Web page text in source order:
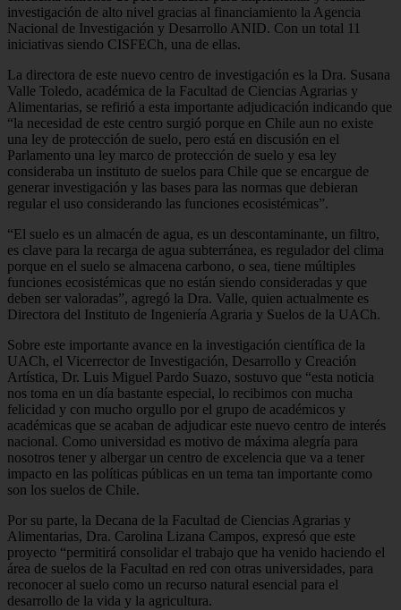
investigación de alto nivel gracias al financiamiento la Agencia
Nacional de Investigación y Desarrollo ANID. Con un total 11
iniciativas siendo CISFECh, una de ellas.
La directora de este nuevo centro de investigación es la Dra. Susana
Valle Toledo, académica de la Facultad de Ciencias Agrarias y
Alimentarias, se refirió a esta importante adjudicación indicando que
“la necesidad de este centro surgió porque en Chile aun no existe
una ley de protección de suelo, pero está en discusión en el
Parlamento una ley marco de protección de suelo y esa ley
consideraba un instituto de suelos para Chile que se encargue de
generar investigación y las bases para las normas que debieran
regular el uso considerando las funciones ecosistémicas”.
“El suelo es un almacén de agua, es un descontaminante, un filtro,
es clave para la recarga de agua subterránea, es regulador del clima
porque en el suelo se almacena carbono, o sea, tiene múltiples
funciones ecosistémicas que no están siendo consideradas y que
deben ser valoradas”, agregó la Dra. Valle, quien actualmente es
Directora del Instituto de Ingeniería Agraria y Suelos de la UACh.
Sobre este importante avance en la investigación científica de la
UACh, el Vicerrector de Investigación, Desarrollo y Creación
Artística, Dr. Luis Miguel Pardo Suazo, sostuvo que “esta noticia
nos toma en un día bastante especial, lo recibimos con mucha
felicidad y con mucho orgullo por el grupo de académicos y
académicas que se acaban de adjudicar este nuevo centro de interés
nacional. Como universidad es motivo de máxima alegría para
nosotros tener y albergar un centro de excelencia que va a tener
impacto en las políticas públicas en un tema tan importante como
son los suelos de Chile.
Por su parte, la Decana de la Facultad de Ciencias Agrarias y
Alimentarias, Dra. Carolina Lizana Campos, expresó que este
proyecto “permitirá consolidar el trabajo que ha venido haciendo el
área de suelos de la Facultad en red con otras universidades, para
reconocer al suelo como un recurso natural esencial para el
desarrollo de la vida y la agricultura.